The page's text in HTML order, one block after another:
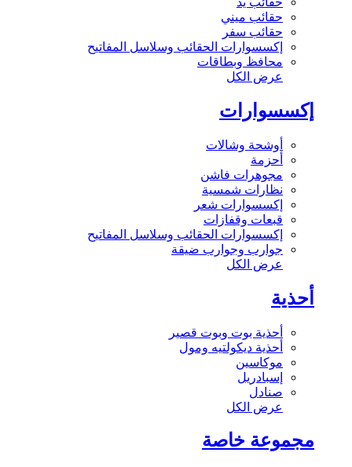
حقائب ميني
حقائب سفر
إكسسوارات الحقائب وسلاسل المفاتيح
محافظ وبطاقات
عرض الكل
إكسسوارات
أوشحة وشالات
أحزمة
مجوهرات فاشن
نظارات شمسية
إكسسوارات شعر
قبعات وقفازات
إكسسوارات الحقائب وسلاسل المفاتيح
جوارب وجوارب ضيقة
عرض الكل
أحذية
أحذية بوت وبوت قصير
أحذية ديكولتيه ومول
موكاسين
إسبادريل
صنادل
عرض الكل
مجموعة خاصة